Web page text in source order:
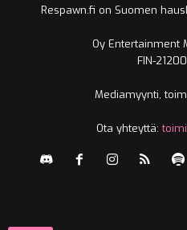
Respawn.fi on Suomen
Oy Entertainment
FIN-
Mediamyynti,
Ota yhteyttä: